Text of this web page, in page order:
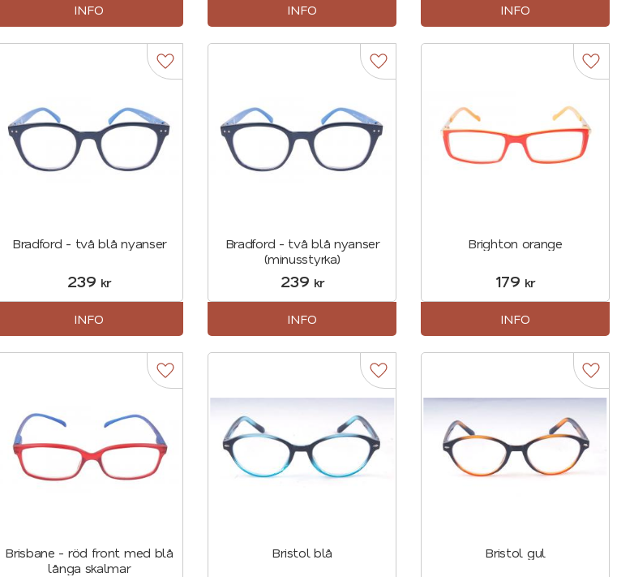
INFO INFO INFO
favoriter
Bradford - två blå nyanser
239 kr
Lägg till i favoriter
INFO
Bradford - två blå nyanser
(minusstyrka)
239 kr
Lägg till i favoriter
INFO
Brighton orange
179 kr
Lägg
INFO
favoriter
Brisbane - röd front med blå
långa skalmar
Lägg till i favoriter
Bristol blå
Lägg till i favoriter
Bristol gul
Lägg